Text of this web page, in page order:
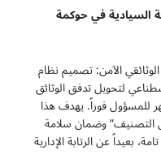
السيادية في حوكمة
الآمن: تصميم نظام
لتحويل تدفق الوثائق
للمسؤول فوراً. يهدف هذا
التصنيف” وضمان سلامة
بعيداً عن الرتابة الإدارية